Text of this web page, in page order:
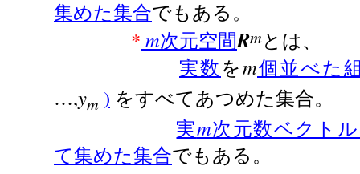
集めた集合でもある。
* m次元空間Rmとは、
実数をm個並べた
…,ym ) をすべてあつめた集合。
実m次元数ベクト
て集めた集合でもある。